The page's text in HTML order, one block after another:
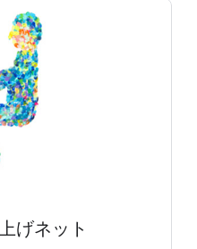
げネット